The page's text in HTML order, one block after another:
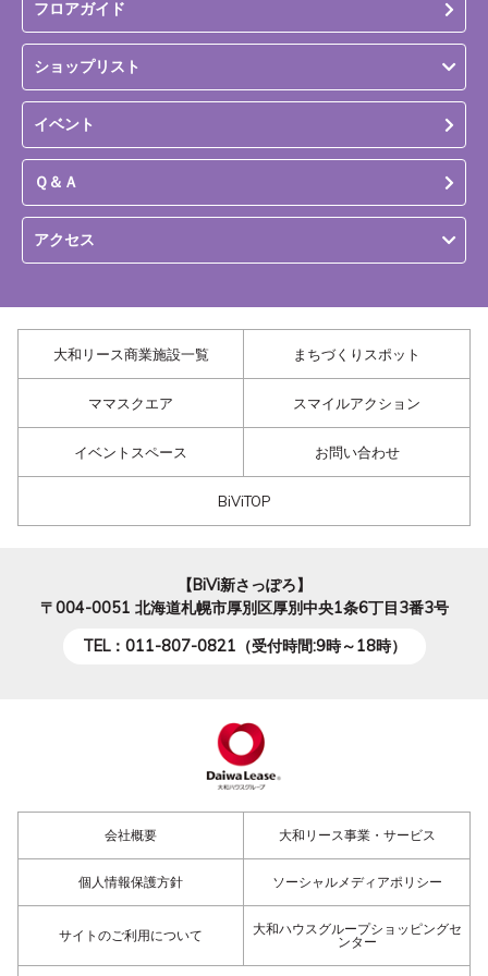
フロアガイド
ショップリスト
イベント
Ｑ＆Ａ
アクセス
大和リース商業施設一覧 まちづくりスポット
ママスクエア スマイルアクション
イベントスペース お問い合わせ
BiViTOP
【BiVi新さっぽろ】
〒004-0051 北海道札幌市厚別区厚別中央1条6丁目3番3号
TEL：011-807-0821（受付時間:9時～18時）
会社概要 大和リース事業・サービス
個人情報保護方針 ソーシャルメディアポリシー
サイトのご利用について
大和ハウスグループショッピングセ
ンター